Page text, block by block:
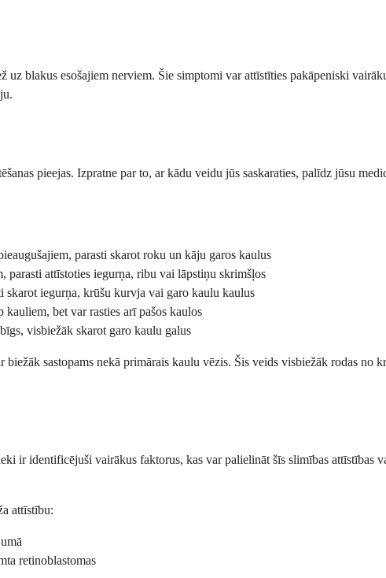
blakus esošajiem nerviem. Šie simptomi var attīstīties pakāpeniski
pieejas. Izpratne par to, ar kādu veidu jūs saskaraties, palīdz jūsu
parasti skarot roku un kāju garos kaulus
parasti attīstoties iegurņa, ribu vai lāpstiņu skrimšļos
skarot iegurņa, krūšu kurvja vai garo kaulu kaulus
kauliem, bet var rasties arī pašos kaulos
visbiežāk skarot garo kaulu galus
sastopams nekā primārais kaulu vēzis. Šis veids visbiežāk rodas no
ir identificējuši vairākus faktorus, kas var palielināt šīs slimības attīstības
attīstību:
retinoblastomas